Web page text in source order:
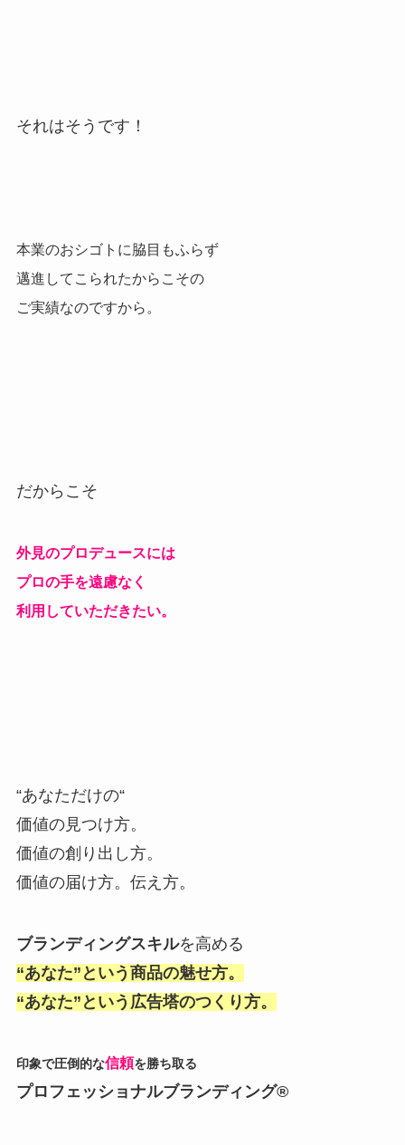
それはそうです！
本業のおシゴトに脇目もふらず
邁進してこられたからこその
ご実績なのですから。
だからこそ
外見のプロデュースには
プロの手を遠慮なく
利用していただきたい。
“あなただけの“
価値の見つけ方。
価値の創り出し方。
価値の届け方。伝え方。
ブランディングスキルを高める
“あなた”という商品の魅せ方。
“あなた”という広告塔のつくり方。
印象で圧倒的な信頼を勝ち取る
プロフェッショナルブランディング®